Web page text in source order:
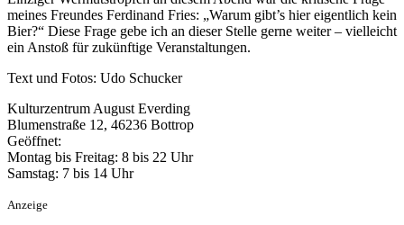
meines Freundes Ferdinand Fries: „Warum gibt’s hier eigentlich kein
Bier?“ Diese Frage gebe ich an dieser Stelle gerne weiter – vielleicht
ein Anstoß für zukünftige Veranstaltungen.
Text und Fotos: Udo Schucker
Kulturzentrum August Everding
Blumenstraße 12, 46236 Bottrop
Geöffnet:
Montag bis Freitag: 8 bis 22 Uhr
Samstag: 7 bis 14 Uhr
Anzeige